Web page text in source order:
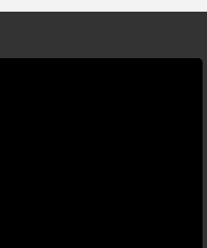
: 37 degrés. Ces températures
ouest, dans un secteur qui part du